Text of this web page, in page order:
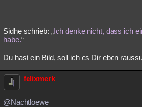
Sidhe schrieb: „Ich denke nicht, dass ich
habe.“
Du hast ein Bild, soll ich es Dir eben
felixmerk
@Nachtloewe